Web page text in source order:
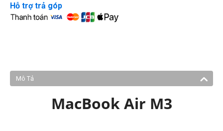
Hỗ trợ trả góp
Mô Tả
MacBook Air M3